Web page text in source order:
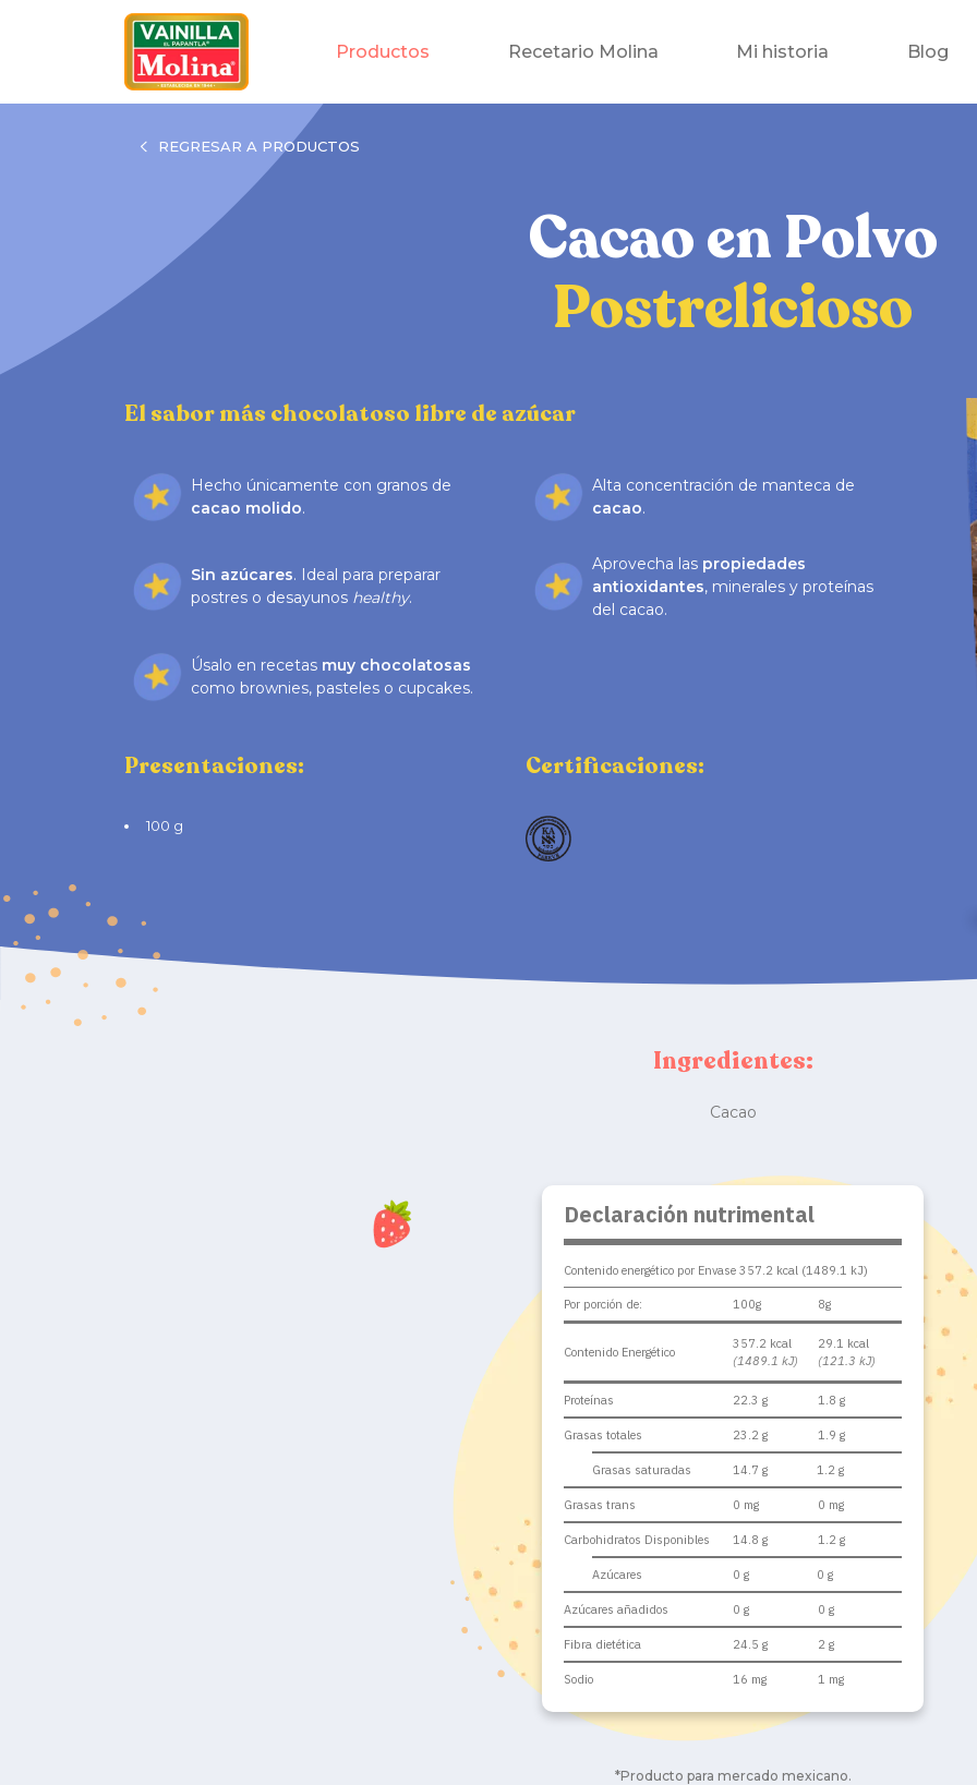
Productos Recetario Molina Mi historia Blog
REGRESAR A PRODUCTOS
Cacao en Polvo
Postrelicioso
El sabor más chocolatoso libre de azúcar
Hecho únicamente con granos de
cacao molido.
Alta concentración de manteca de
cacao.
Sin azúcares. Ideal para preparar
postres o desayunos healthy.
Aprovecha las propiedades
antioxidantes, minerales y proteínas
del cacao.
Úsalo en recetas muy chocolatosas
como brownies, pasteles o cupcakes.
Presentaciones:
100 g
Certificaciones:
Ingredientes:
Cacao
Declaración nutrimental
Contenido energético por Envase 357.2 kcal (1489.1 kJ)
Por porción de: 100g 8g
Contenido Energético
357.2 kcal
(1489.1 kJ)
29.1 kcal
(121.3 kJ)
Proteínas 22.3 g 1.8 g
Grasas totales 23.2 g 1.9 g
Grasas saturadas 14.7 g 1.2 g
Grasas trans 0 mg 0 mg
Carbohidratos Disponibles 14.8 g 1.2 g
Azúcares 0 g 0 g
Azúcares añadidos 0 g 0 g
Fibra dietética 24.5 g 2 g
Sodio 16 mg 1 mg
*Producto para mercado mexicano.